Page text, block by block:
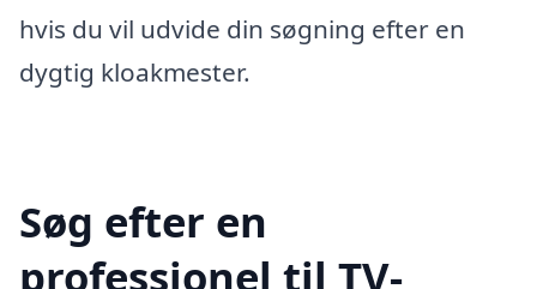
hvis du vil udvide din søgning efter en
dygtig kloakmester.
Søg efter en
professionel til TV-